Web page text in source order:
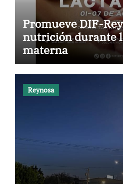
Promueve DIF-
nutrición durante
materna
Reynosa